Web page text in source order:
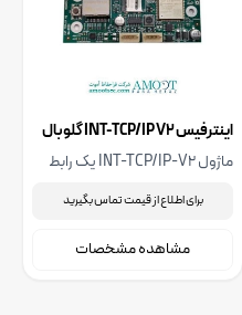
اینترفیس INT-TCP/IP V2 گلوبال
فایر
ماژول INT-TCP/IP-V2 یک رابط
قابلیت‌های ارتباطی در پنل‌های
برای اطلاع از قیمت تماس بگیرید
مشاهده مشخصات